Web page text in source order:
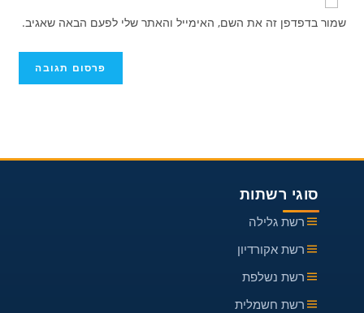
להגיב
שלך
כדי
אתר
שמור בדפדפן זה את השם, האימייל והאתר שלי לפעם הבאה שאגיב.
סוגי רשתות
רשת גלילה
רשת אקורדיון
רשת נשלפת
רשת חשמלית